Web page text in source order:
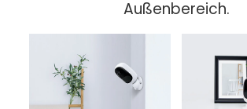
Außenbereich.